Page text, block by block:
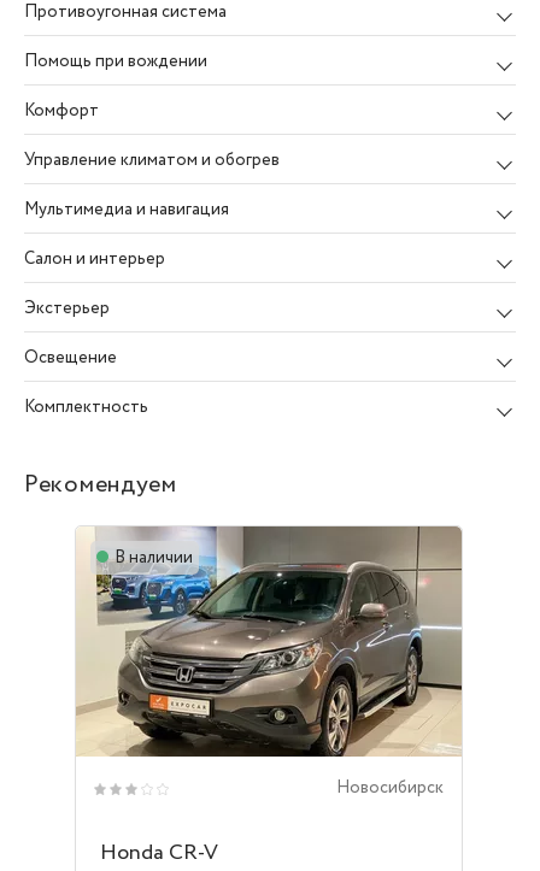
Противоугонная система
Помощь при вождении
Комфорт
Управление климатом и обогрев
Мультимедиа и навигация
Салон и интерьер
Экстерьер
Освещение
Комплектность
Рекомендуем
В наличии
Новосибирск
Honda CR-V